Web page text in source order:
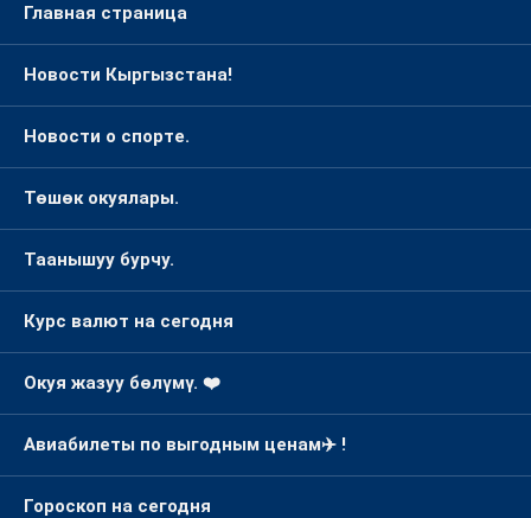
Главная страница
Новости Кыргызстана!
Новости о спорте.
Төшөк окуялары.
Таанышуу бурчу.
Курс валют на сегодня
Окуя жазуу бөлүмү. ❤️
Авиабилеты по выгодным ценам✈️ !
Гороскоп на сегодня